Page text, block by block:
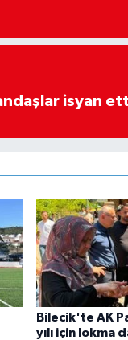
isyan
Bilecik'te AK
yılı için lokma